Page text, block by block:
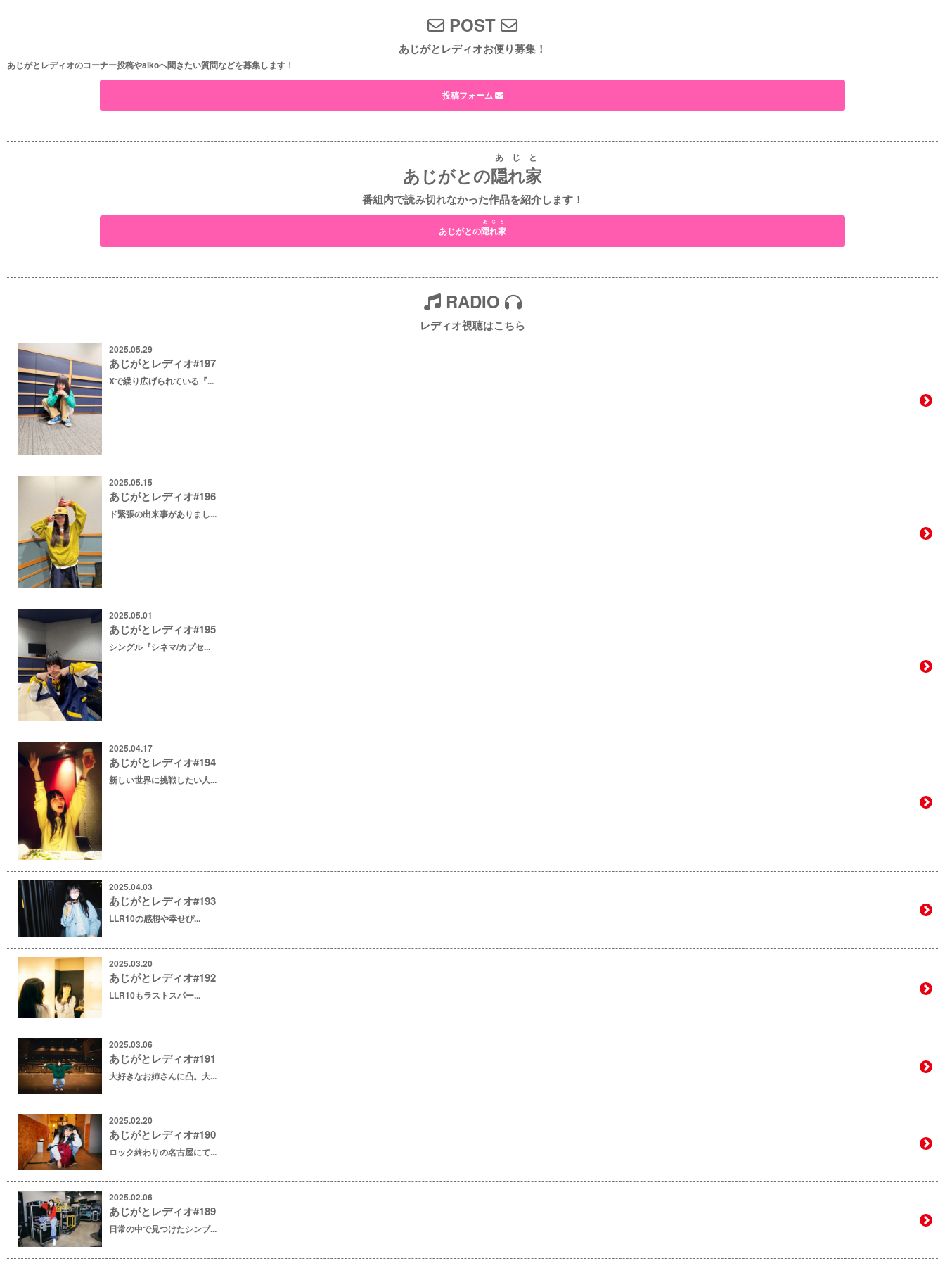
POST
あじがとレディオお便り募集！
あじがとレディオのコーナー投稿やaikoへ聞きたい質問などを募集します！
投稿フォーム
あじがとの隠れ家
あじと
番組内で読み切れなかった作品を紹介します！
あじがとの隠れ家
あじと
RADIO
レディオ視聴はこちら
2025.05.29
あじがとレディオ#197
Xで繰り広げられている『...
2025.05.15
あじがとレディオ#196
ド緊張の出来事がありまし...
2025.05.01
あじがとレディオ#195
シングル『シネマ/カプセ...
2025.04.17
あじがとレディオ#194
新しい世界に挑戦したい人...
2025.04.03
あじがとレディオ#193
LLR10の感想や幸せぴ...
2025.03.20
あじがとレディオ#192
LLR10もラストスパー...
2025.03.06
あじがとレディオ#191
大好きなお姉さんに凸。大...
2025.02.20
あじがとレディオ#190
ロック終わりの名古屋にて...
2025.02.06
あじがとレディオ#189
日常の中で見つけたシンブ...